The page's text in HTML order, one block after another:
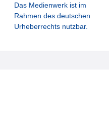
Das Medienwerk ist im
Rahmen des deutschen
Urheberrechts nutzbar.